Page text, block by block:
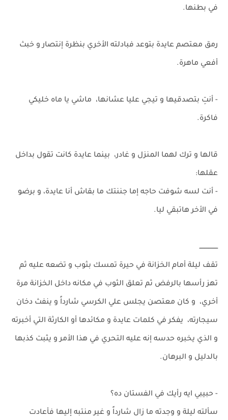
في بطنها.
رمق معتصم عايدة بتوعد فبادلته الأخري بنظرة إنتصار و خبث
أفعي ماهرة.
- أنتِ بتصدقيها و تيجي عليا عشانها، ماشي يا ماه خليكي
فاكرة.
قالها و ترك لهما المنزل و غادر، بينما عايدة كانت تقول بداخل
عقلها:
- أنت لسه شوفت حاجه إما جننتك ما بقاش أنا عايدة، و برضو
في الأخر هاتبقي ليا.
ــــــــــــــــــ
تقف ليلة أمام الخزانة في حيرة تمسك بثوب و تضعه عليه ثم
تهز رأسها بالرفض ثم تعلق الثوب في مكانه داخل الخزانة مرة
أخري، و كان معتصن يجلس علي الكرسي شارداً و ينفث دخان
سيجارته، يفكر في كلمات عايدة و مكائدها أو الكارثة التي أخبرته
و الذي يخبره حدسه إنه عليه التحري في هذا الأمر و يثبت كذبها
بالدليل و البرهان.
- حبيبي ايه رأيك في الفستان ده؟
سألته ليلة و وجدته ما زال شارداً و غير منتبه إليها فأعادت